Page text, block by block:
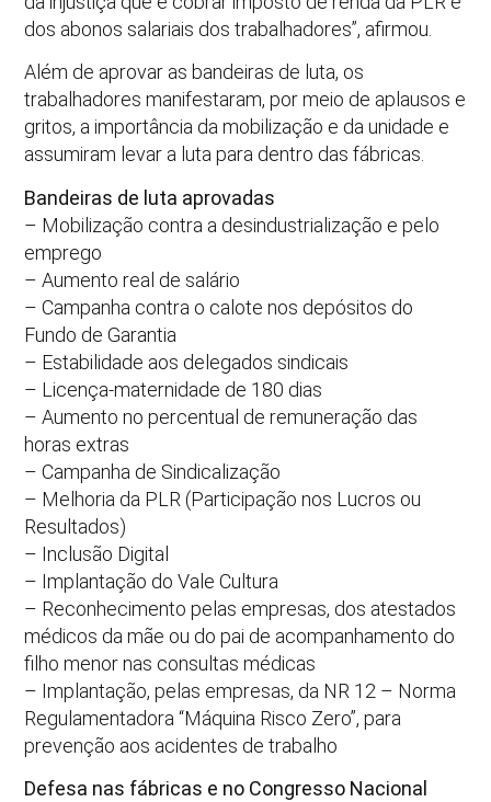
dos abonos salariais dos trabalhadores”, afirmou.
Além de aprovar as bandeiras de luta, os
trabalhadores manifestaram, por meio de aplausos e
gritos, a importância da mobilização e da unidade e
assumiram levar a luta para dentro das fábricas.
Bandeiras de luta aprovadas
– Mobilização contra a desindustrialização e pelo
emprego
– Aumento real de salário
– Campanha contra o calote nos depósitos do
Fundo de Garantia
– Estabilidade aos delegados sindicais
– Licença-maternidade de 180 dias
– Aumento no percentual de remuneração das
horas extras
– Campanha de Sindicalização
– Melhoria da PLR (Participação nos Lucros ou
Resultados)
– Inclusão Digital
– Implantação do Vale Cultura
– Reconhecimento pelas empresas, dos atestados
médicos da mãe ou do pai de acompanhamento do
filho menor nas consultas médicas
– Implantação, pelas empresas, da NR 12 – Norma
Regulamentadora “Máquina Risco Zero”, para
prevenção aos acidentes de trabalho
Defesa nas fábricas e no Congresso Nacional